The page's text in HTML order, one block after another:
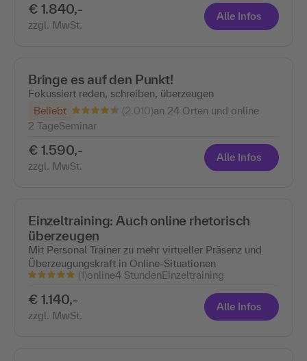
€ 1.840,-
zzgl. MwSt.
Alle Infos
Bringe es auf den Punkt!
Fokussiert reden, schreiben, überzeugen
Beliebt
(2.010)an 24 Orten und online
2 TageSeminar
€ 1.590,-
zzgl. MwSt.
Alle Infos
Einzeltraining: Auch online rhetorisch
überzeugen
Mit Personal Trainer zu mehr virtueller Präsenz und
Überzeugungskraft in Online-Situationen
(1)online4 StundenEinzeltraining
€ 1.140,-
zzgl. MwSt.
Alle Infos